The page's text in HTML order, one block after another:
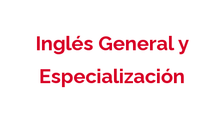
Inglés General y
Especialización